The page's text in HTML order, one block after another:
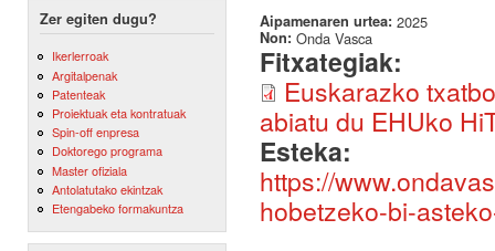
Zer egiten dugu?
Ikerlerroak
Argitalpenak
Patenteak
Proiektuak eta kontratuak
Spin-off enpresa
Doktorego programa
Master ofiziala
Antolatutako ekintzak
Etengabeko formakuntza
Aipamenaren urtea: 2025
Non: Onda Vasca
Fitxategiak:
Euskarazko
abiatu du EHUko
Esteka:
https://
hobetzeko-bi-